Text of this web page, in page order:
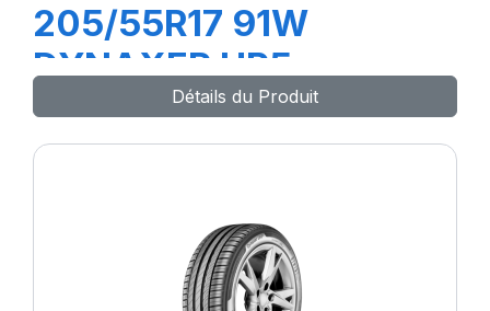
205/55R17 91W
DYNAXER HP5
Détails du Produit